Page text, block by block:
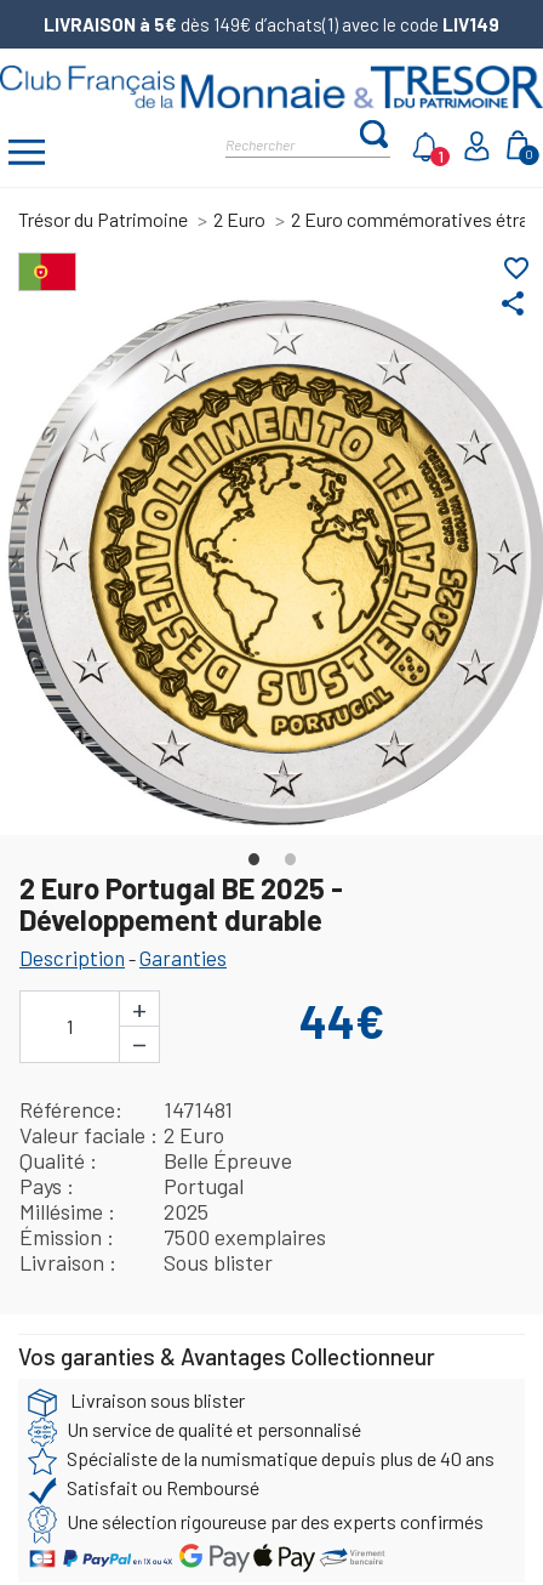
LIVRAISON à 5€ dès 149€ d’achats(1) avec le code LIV149
0
1
Trésor du Patrimoine 2 Euro 2 Euro commémoratives
share
favorite_border
2 Euro Portugal BE 2025 -
Développement durable
Description -Garanties
1
+
−
44€
Référence
1471481
Valeur faciale
2 Euro
Qualité
Belle Épreuve
Pays
Portugal
Millésime
2025
Émission
7500 exemplaires
Livraison
Sous blister
Vos garanties & Avantages Collectionneur
Livraison sous blister
Un service de qualité et personnalisé
Spécialiste de la numismatique depuis plus de 40 ans
Satisfait ou Remboursé
Une sélection rigoureuse par des experts confirmés